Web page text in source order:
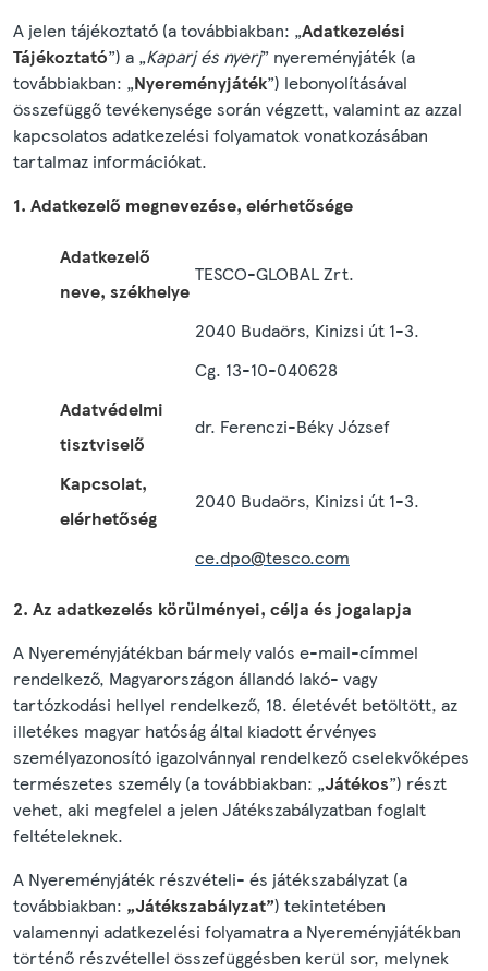
A jelen tájékoztató (a továbbiakban: „Adatkezelési
Tájékoztató”) a „Kaparj és nyerj” nyereményjáték (a
továbbiakban: „Nyereményjáték”) lebonyolításával
összefüggő tevékenysége során végzett, valamint az azzal
kapcsolatos adatkezelési folyamatok vonatkozásában
tartalmaz információkat.
1. Adatkezelő megnevezése, elérhetősége
Adatkezelő
neve, székhelye
TESCO-GLOBAL Zrt.
2040 Budaörs, Kinizsi út 1-3.
Cg. 13-10-040628
Adatvédelmi
tisztviselő
dr. Ferenczi-Béky József
Kapcsolat,
elérhetőség
2040 Budaörs, Kinizsi út 1-3.
ce.dpo@tesco.com
2. Az adatkezelés körülményei, célja és jogalapja
A Nyereményjátékban bármely valós e-mail-címmel
rendelkező, Magyarországon állandó lakó- vagy
tartózkodási hellyel rendelkező, 18. életévét betöltött, az
illetékes magyar hatóság által kiadott érvényes
személyazonosító igazolvánnyal rendelkező cselekvőképes
természetes személy (a továbbiakban: „Játékos”) részt
vehet, aki megfelel a jelen Játékszabályzatban foglalt
feltételeknek.
A Nyereményjáték részvételi- és játékszabályzat (a
továbbiakban: „Játékszabályzat”) tekintetében
valamennyi adatkezelési folyamatra a Nyereményjátékban
történő részvétellel összefüggésben kerül sor, melynek